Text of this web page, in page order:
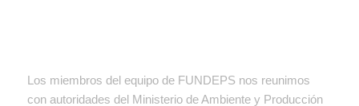
Los miembros del equipo de FUNDEPS nos reunimos
con autoridades del Ministerio de Ambiente y Producción